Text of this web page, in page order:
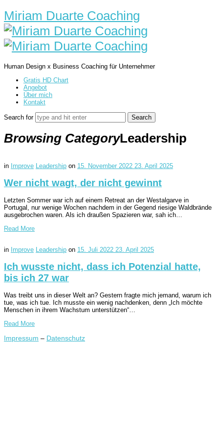
Miriam Duarte Coaching
Human Design x Business Coaching für Unternehmer
Gratis HD Chart
Angebot
Über mich
Kontakt
Search for
Browsing CategoryLeadership
in Improve Leadership on 15. November 2022 23. April 2025
Wer nicht wagt, der nicht gewinnt
Letzten Sommer war ich auf einem Retreat an der Westalgarve in
Portugal, nur wenige Wochen nachdem in der Gegend riesige Waldbrände
ausgebrochen waren. Als ich draußen Spazieren war, sah ich…
Read More
in Improve Leadership on 15. Juli 2022 23. April 2025
Ich wusste nicht, dass ich Potenzial hatte,
bis ich 27 war
Was treibt uns in dieser Welt an? Gestern fragte mich jemand, warum ich
tue, was ich tue. Ich musste ein wenig nachdenken, denn „Ich möchte
Menschen in ihrem Wachstum unterstützen“…
Read More
Impressum – Datenschutz